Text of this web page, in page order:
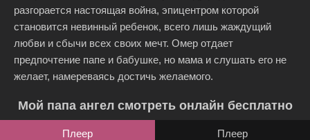
разгорается настоящая война, эпицентром которой
становится невинный ребенок, всего лишь жаждущий
любви и сбычи всех своих мечт. Омер отдает
предпочтение папе и бабушке, но мама и слушать его не
желает, намереваясь достичь желаемого.
Мой папа ангел смотреть онлайн бесплатно
Плеер Плеер